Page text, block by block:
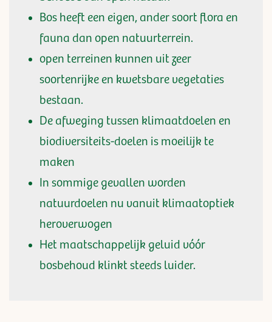
Bos heeft een eigen, ander soort flora en
fauna dan open natuurterrein.
open terreinen kunnen uit zeer
soortenrijke en kwetsbare vegetaties
bestaan.
De afweging tussen klimaatdoelen en
biodiversiteits-doelen is moeilijk te
maken
In sommige gevallen worden
natuurdoelen nu vanuit klimaatoptiek
heroverwogen
Het maatschappelijk geluid vóór
bosbehoud klinkt steeds luider.